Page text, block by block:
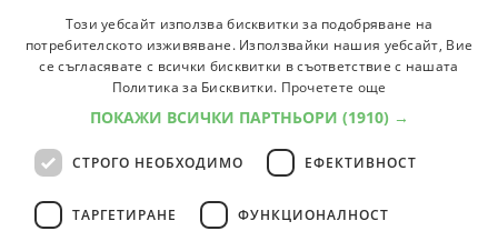
Степени: МагистърФорми: редовна, задочнаПрофесии: 5
Университет Професии
Университет: Русенски университет "Ангел Кънчев"
Степени: МагистърФорми:редовна, задочнаПрофесии:
Университет
BULGARIAN
ENGLISH
Този уебсайт използва бисквитки за подобряване на
потребителското изживяване. Използвайки нашия уебсайт, Вие
се съгласявате с всички бисквитки в съответствие с нашата
Политика за Бисквитки. Прочетете още
ПОКАЖИ ВСИЧКИ ПАРТНЬОРИ (1910) →
СТРОГО НЕОБХОДИМО ЕФЕКТИВНОСТ
ТАРГЕТИРАНЕ ФУНКЦИОНАЛНОСТ